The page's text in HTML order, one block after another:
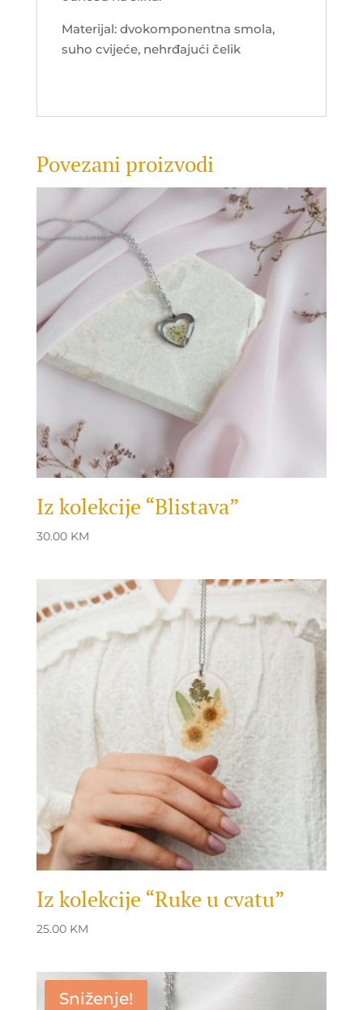
Materijal: dvokomponentna smola,
suho cvijeće, nehrđajući čelik
Povezani proizvodi
Iz kolekcije “Blistava”
30.00 KM
Iz kolekcije “Ruke u cvatu”
25.00 KM
Sniženje!